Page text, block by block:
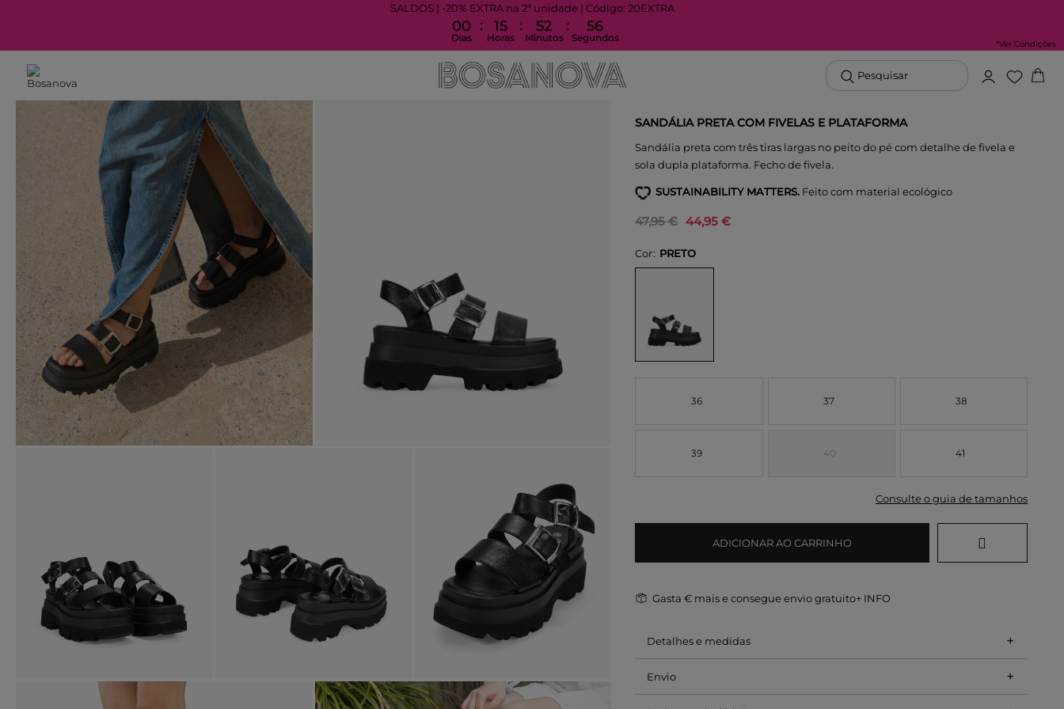
SALDOS | -20% EXTRA na 2ª unidade | Código: 20EXTRA
00
Dias
: 15
Horas
: 52
Minutos
: 55
Segundos
*Ver Condições
Pesquisar
SANDÁLIA PRETA COM FIVELAS E PLATAFORMA
Sandália preta com três tiras largas no peito do pé com detalhe de fivela e
sola dupla plataforma. Fecho de fivela.
SUSTAINABILITY MATTERS. Feito com material ecológico
44,95 €
47,95 €
Cor PRETO
36 37 38
39 40 41
Consulte o guia de tamanhos
ADICIONAR AO CARRINHO
Gasta€ mais e consegue envio gratuito+ INFO
Detalhes e medidas +
Envio +